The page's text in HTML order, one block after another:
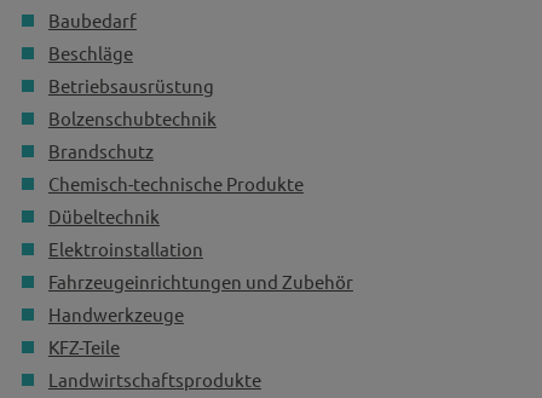
Baubedarf
Beschläge
Betriebsausrüstung
Bolzenschubtechnik
Brandschutz
Chemisch-technische Produkte
Dübeltechnik
Elektroinstallation
Fahrzeugeinrichtungen und Zubehör
Handwerkzeuge
KFZ-Teile
Landwirtschaftsprodukte